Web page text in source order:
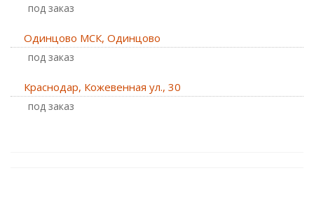
Под заказ
Одинцово МСК, Одинцово
Под заказ
Краснодар, Кожевенная ул., 30
Под заказ